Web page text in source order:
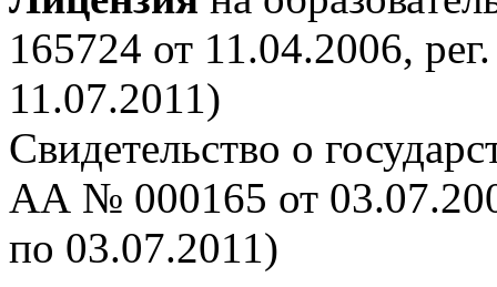
165724 от 11.04.2006,
11.07.2011)
Свидетельство о
АА № 000165 от
по 03.07.2011)